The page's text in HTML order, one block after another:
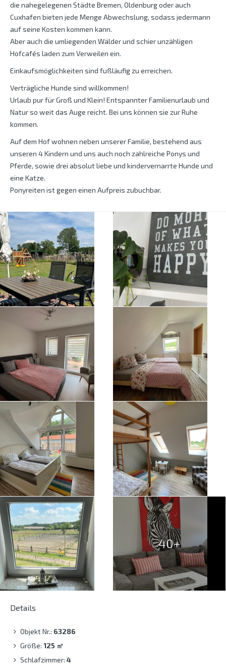
die nahegelegenen Städte Bremen, Oldenburg oder auch
Cuxhafen bieten jede Menge Abwechslung, sodass jedermann
auf seine Kosten kommen kann.
Aber auch die umliegenden Wälder und schier unzähligen
Hofcafés laden zum Verweilen ein.
Einkaufsmöglichkeiten sind fußläufig zu erreichen.
Verträgliche Hunde sind willkommen!
Urlaub pur für Groß und Klein! Entspannter Familienurlaub und
Natur so weit das Auge reicht. Bei uns können sie zur Ruhe
kommen.
Auf dem Hof wohnen neben unserer Familie, bestehend aus
unseren 4 Kindern und uns auch noch zahlreiche Ponys und
Pferde, sowie drei absolut liebe und kindervernarrte Hunde und
eine Katze.
Ponyreiten ist gegen einen Aufpreis zubuchbar.
40+
Details
Objekt Nr.: 63286
Größe: 125 ㎡
Schlafzimmer: 4